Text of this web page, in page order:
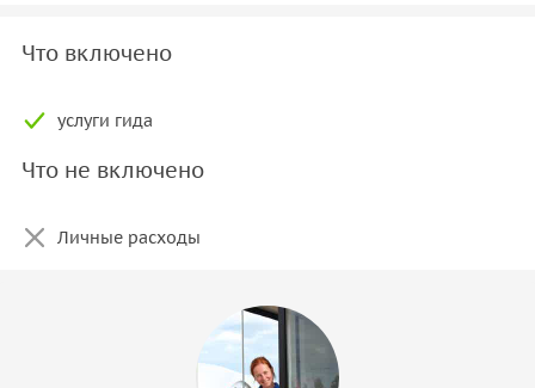
Что включено
услуги гида
Что не включено
Личные расходы